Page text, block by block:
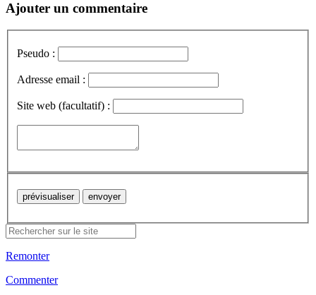
Ajouter un commentaire
Pseudo :
Adresse email :
Site web (facultatif) :
Remonter
Commenter